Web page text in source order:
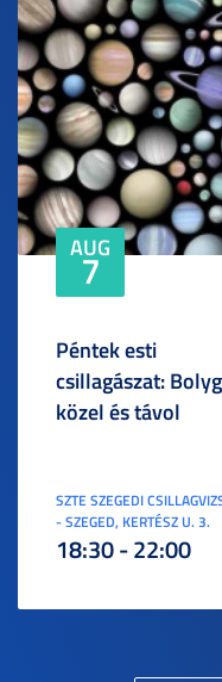
AUG
7
Péntek esti
csillagászat:
közel és távol
SZTE SZEGEDI
- SZEGED, KERTÉSZ U. 3.
18:30 - 22:00